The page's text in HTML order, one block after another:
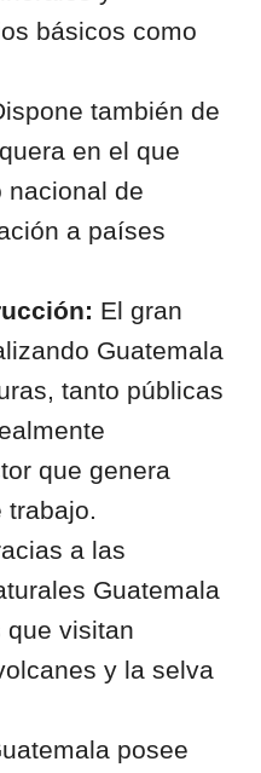
básicos como
también de
en el que
nacional de
a países
El gran
Guatemala
tanto públicas
que genera
trabajo.
a las
Guatemala
que visitan
y la selva
posee